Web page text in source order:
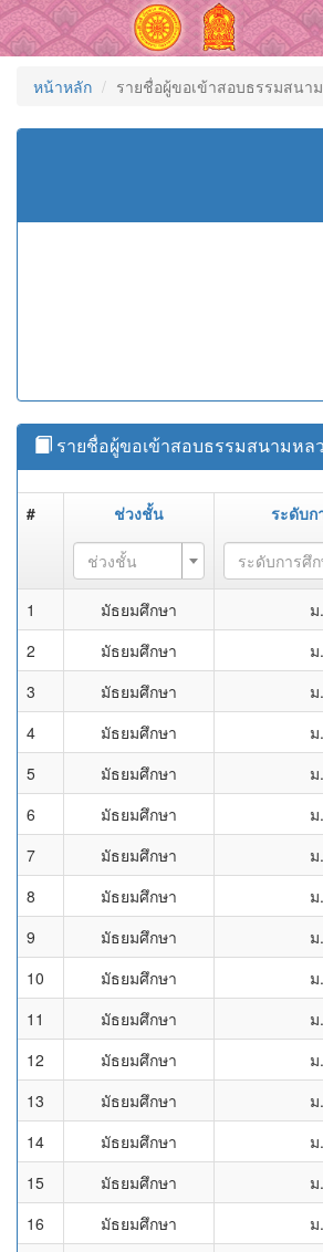
หน้าหลัก รายชื่อผู้ขอเข้าสอบธรรมสน
รายชื่อผู้ขอเข้าสอบธรรมสนามห
# ช่วงชั้น ระดับก
ช่วงชั้น ระดับการศึ
1 มัธยมศึกษา
2
มัธยมศึกษา
3
มัธยมศึกษา
4
มัธยมศึกษา
5
มัธยมศึกษา
6
มัธยมศึกษา
7
มัธยมศึกษา
8
มัธยมศึกษา
9
มัธยมศึกษา
10
มัธยมศึกษา
11
มัธยมศึกษา
12
มัธยมศึกษา
13
มัธยมศึกษา
14
มัธยมศึกษา
15
มัธยมศึกษา
16
มัธยมศึกษา